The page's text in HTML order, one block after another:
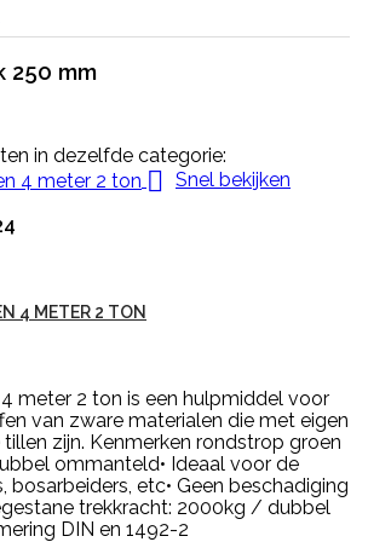
250 mm
in dezelfde categorie:
 Snel bekijken
4 METER 2 TON
meter 2 ton is een hulpmiddel voor
van zware materialen die met eigen
zijn. Kenmerken rondstrop groen
ommanteld• Ideaal voor de
bosarbeiders, etc• Geen beschadiging
trekkracht: 2000kg / dubbel
DIN en 1492-2